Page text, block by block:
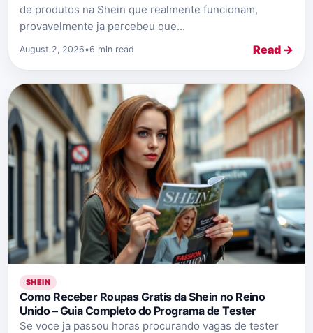
de produtos na Shein que realmente funcionam,
provavelmente ja percebeu que...
August 2, 2026•6 min read Read →
SHEIN
Como Receber Roupas Gratis da Shein no Reino
Unido – Guia Completo do Programa de Tester
Se voce ja passou horas procurando vagas de tester